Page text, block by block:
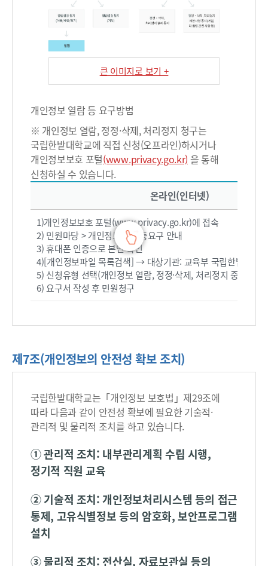
인
및
개
정
정
정
·
삭
제
,
리
정
지
범
위
확
인
개
정
보
정
·
삭
,
처
정
지
제
한
사
큰 이미지로 보기 +
개인정보 열람 등 요구방법
※ 개인정보 열람, 정정·삭제, 처리정지 청구는
국립한밭대학교에 직접 신청(오프라인)하시거나
개인정보보호 포털(www.privacy.go.kr) 을 통해
신청하실 수 있습니다.
온라인(인터넷), 오프라인(서면신청)로 구성
온라인(인터넷)
1)개인정보보호 포털(www.privacy.go.kr)에 접속
2) 민원마당 > 개인정보 열람등요구 안내
3) 휴대폰 인증으로 본인 확인
4)[개인정보파일 목록검색] → 대상기관: 교육부 국립한밭대학
5) 신청유형 선택(개인정보 열람, 정정·삭제, 처리정지 중 택 1)
6) 요구서 작성 후 민원청구
제7조(개인정보의 안전성 확보 조치)
국립한밭대학교는「개인정보 보호법」제29조에
따라 다음과 같이 안전성 확보에 필요한 기술적·
관리적 및 물리적 조치를 하고 있습니다.
① 관리적 조치: 내부관리계획 수립 시행,
정기적 직원 교육
② 기술적 조치: 개인정보처리시스템 등의 접근
통제, 고유식별정보 등의 암호화, 보안프로그램
설치
③ 물리적 조치: 전산실, 자료보관실 등의